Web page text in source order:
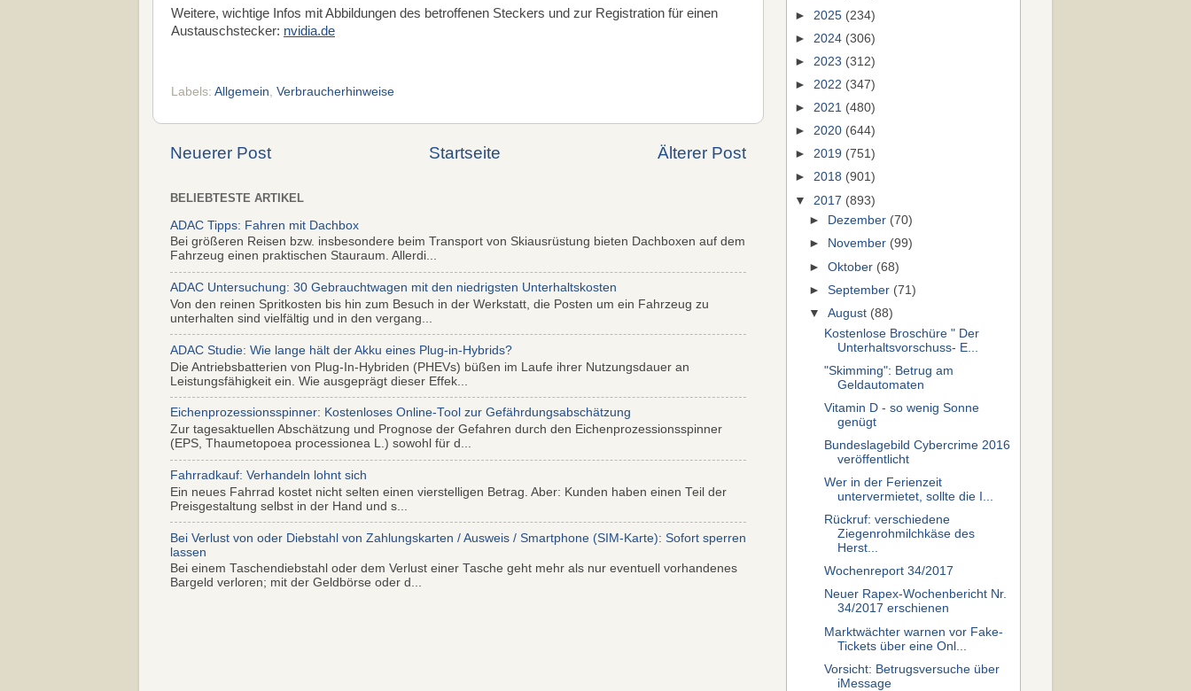
Weitere, wichtige Infos mit Abbildungen des betroffenen Steckers und zur Registration für einen
Austauschstecker: nvidia.de
Labels: Allgemein Verbraucherhinweise
Neuerer Post Älterer Post
Startseite
BELIEBTESTE ARTIKEL
ADAC Tipps: Fahren mit Dachbox
Bei größeren Reisen bzw. insbesondere beim Transport von Skiausrüstung bieten Dachboxen auf dem
Fahrzeug einen praktischen Stauraum. Allerdi...
ADAC Untersuchung: 30 Gebrauchtwagen mit den niedrigsten Unterhaltskosten
Von den reinen Spritkosten bis hin zum Besuch in der Werkstatt, die Posten um ein Fahrzeug zu
unterhalten sind vielfältig und in den vergang...
ADAC Studie: Wie lange hält der Akku eines Plug-in-Hybrids?
Die Antriebsbatterien von Plug-In-Hybriden (PHEVs) büßen im Laufe ihrer Nutzungsdauer an
Leistungsfähigkeit ein. Wie ausgeprägt dieser Effek...
Eichenprozessionsspinner: Kostenloses Online-Tool zur Gefährdungsabschätzung
Zur tagesaktuellen Abschätzung und Prognose der Gefahren durch den Eichenprozessionsspinner
(EPS, Thaumetopoea processionea L.) sowohl für d...
Fahrradkauf: Verhandeln lohnt sich
Ein neues Fahrrad kostet nicht selten einen vierstelligen Betrag. Aber: Kunden haben einen Teil der
Preisgestaltung selbst in der Hand und s...
Bei Verlust von oder Diebstahl von Zahlungskarten / Ausweis / Smartphone (SIM-Karte): Sofort sperren
lassen
Bei einem Taschendiebstahl oder dem Verlust einer Tasche geht mehr als nur eventuell vorhandenes
Bargeld verloren; mit der Geldbörse oder d...
► 2025 (234)
► 2024 (306)
► 2023 (312)
► 2022 (347)
► 2021 (480)
► 2020 (644)
► 2019 (751)
► 2018 (901)
▼ 2017 (893)
►
Dezember (70)
►
November (99)
►Oktober (68)
►September (71)
▼August (88)
Kostenlose Broschüre " Der
Unterhaltsvorschuss- E...
"Skimming": Betrug am
Geldautomaten
Vitamin D - so wenig Sonne
genügt
Bundes­lage­bild Cyber­crime 2016
ver­öf­fent­licht
Wer in der Ferienzeit
untervermietet, sollte die I...
Rückruf: verschiedene
Ziegenrohmilchkäse des
Herst...
Wochenreport 34/2017
Neuer Rapex-Wochenbericht Nr.
34/2017 erschienen
Marktwächter warnen vor Fake-
Tickets über eine Onl...
Vorsicht: Betrugsversuche über
iMessage